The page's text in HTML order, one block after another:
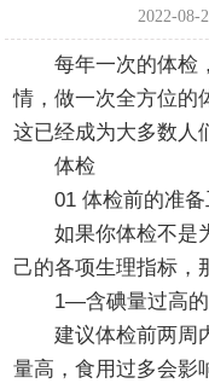
2022-08-
每年一次的体检，
情，做一次全方位的
这已经成为大多数人
体检
01 体检前的准备
如果你体检不是为
己的各项生理指标，
1—含碘量过高的
建议体检前两周内
量高，食用过多会影